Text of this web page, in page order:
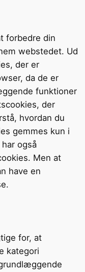
forbedre din
webstedet. Ud
der er
da de er
funktioner
der
hvordan du
gemmes kun i
også
Men at
have en
for, at
kategori